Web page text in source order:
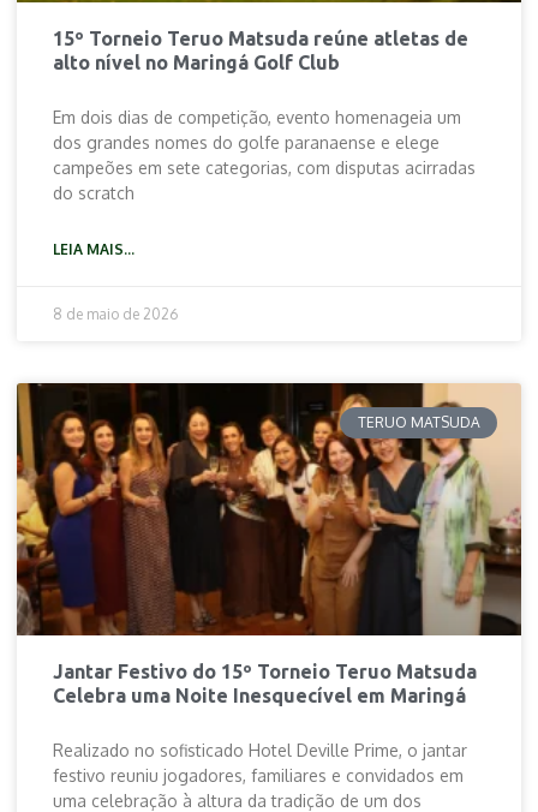
15º Torneio Teruo Matsuda reúne atletas de
alto nível no Maringá Golf Club
Em dois dias de competição, evento homenageia um
dos grandes nomes do golfe paranaense e elege
campeões em sete categorias, com disputas acirradas
do scratch
LEIA MAIS...
8 de maio de 2026
TERUO MATSUDA
Jantar Festivo do 15º Torneio Teruo Matsuda
Celebra uma Noite Inesquecível em Maringá
Realizado no sofisticado Hotel Deville Prime, o jantar
festivo reuniu jogadores, familiares e convidados em
uma celebração à altura da tradição de um dos